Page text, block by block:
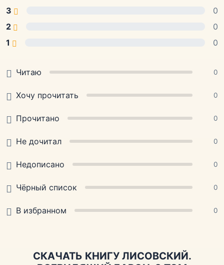
3
0
2
0
1
0
Читаю 0
Хочу прочитать 0
Прочитано 0
Не дочитал 0
Недописано 0
Чёрный список 0
В избранном 0
СКАЧАТЬ КНИГУ ЛИСОВСКИЙ.